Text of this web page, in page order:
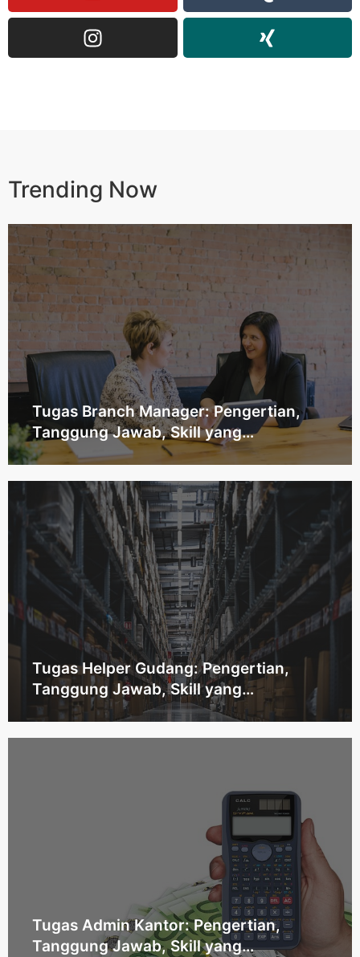
Trending Now​
Tugas Branch Manager: Pengertian,
Tanggung Jawab, Skill yang
Dibutuhkan, dan Jenjang Karier
Tugas Helper Gudang: Pengertian,
Tanggung Jawab, Skill yang
Dibutuhkan, dan Jenjang Karier
Tugas Admin Kantor: Pengertian,
Tanggung Jawab, Skill yang